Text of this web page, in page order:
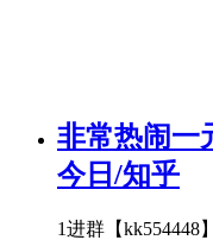
非常热闹一
今日/知乎
1进群【kk554448